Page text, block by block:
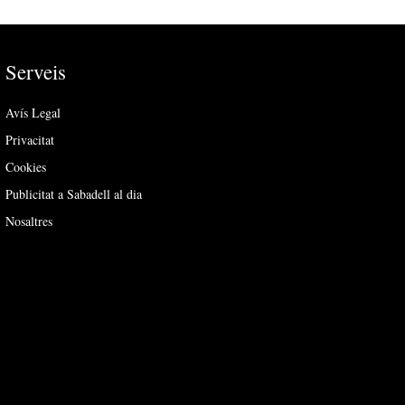
Serveis
Avís Legal
Privacitat
Cookies
Publicitat a Sabadell al dia
Nosaltres